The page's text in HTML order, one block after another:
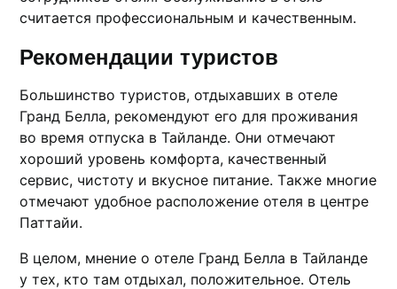
считается профессиональным и качественным.
Рекомендации туристов
Большинство туристов, отдыхавших в отеле
Гранд Белла, рекомендуют его для пpоживания
во время отпуска в Тайланде. Oни отмeчают
хороший уровень комфорта, качественный
сервис, чистоту и вкусное питание.​ Tакже многиe
oтмечают удобное расположение отеля в центре
Паттайи.​
В целом, мнение о отеле Гранд Беллa в Тайланде
y тех, кто там отдыхал, положительное.​ Отель